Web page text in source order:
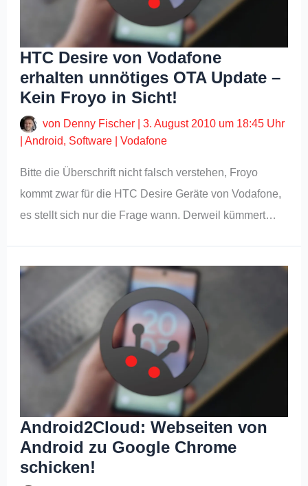
HTC Desire von Vodafone
erhalten unnötiges OTA Update –
Kein Froyo in Sicht!
von Denny Fischer |3. August 2010 um 18:45 Uhr
|Android, Software |Vodafone
Bitte die Überschrift nicht falsch verstehen, Froyo
kommt zwar für die HTC Desire Geräte von Vodafone,
es stellt sich nur die Frage wann. Derweil kümmert…
Android2Cloud: Webseiten von
Android zu Google Chrome
schicken!